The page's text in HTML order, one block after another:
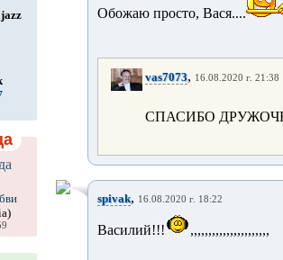
Обожаю просто, Вася....
vas7073, 16.08.2020 г. 21:38
СПАСИБО
spivak, 16.08.2020 г. 18:22
Василий!!! ,,,,,,,,,,,,,,,,,,,,,,